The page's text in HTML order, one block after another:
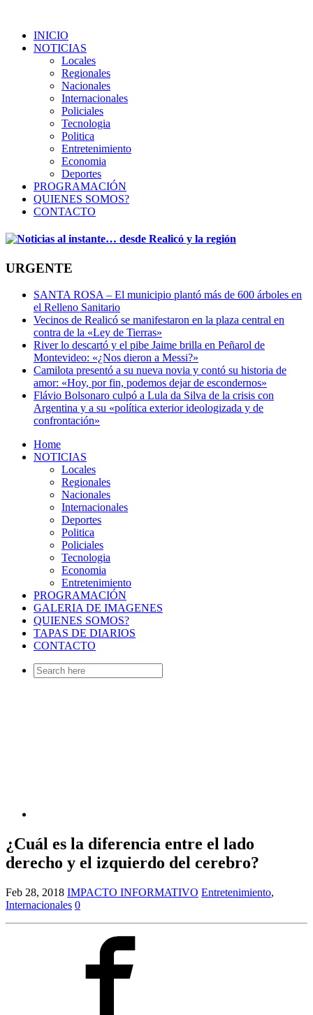
INICIO
NOTICIAS
Locales
Regionales
Nacionales
Internacionales
Policiales
Tecnologia
Politica
Entretenimiento
Economia
Deportes
PROGRAMACIÓN
QUIENES SOMOS?
CONTACTO
URGENTE
SANTA ROSA – El municipio plantó más de 600 árboles en
el Relleno Sanitario
Vecinos de Realicó se manifestaron en la plaza central en
contra de la «Ley de Tierras»
River lo descartó y el pibe Jaime brilla en Peñarol de
Montevideo: «¿Nos dieron a Messi?»
Camilota presentó a su nueva novia y contó su historia de
amor: «Hoy, por fin, podemos dejar de escondernos»
Flávio Bolsonaro culpó a Lula da Silva de la crisis con
Argentina y a su «política exterior ideologizada y de
confrontación»
Home
NOTICIAS
Locales
Regionales
Nacionales
Internacionales
Deportes
Politica
Policiales
Tecnologia
Economia
Entretenimiento
PROGRAMACIÓN
GALERIA DE IMAGENES
QUIENES SOMOS?
TAPAS DE DIARIOS
CONTACTO
Search
for:
¿Cuál es la diferencia entre el lado
derecho y el izquierdo del cerebro?
Feb 28, 2018 IMPACTO INFORMATIVO Entretenimiento,
Internacionales 0